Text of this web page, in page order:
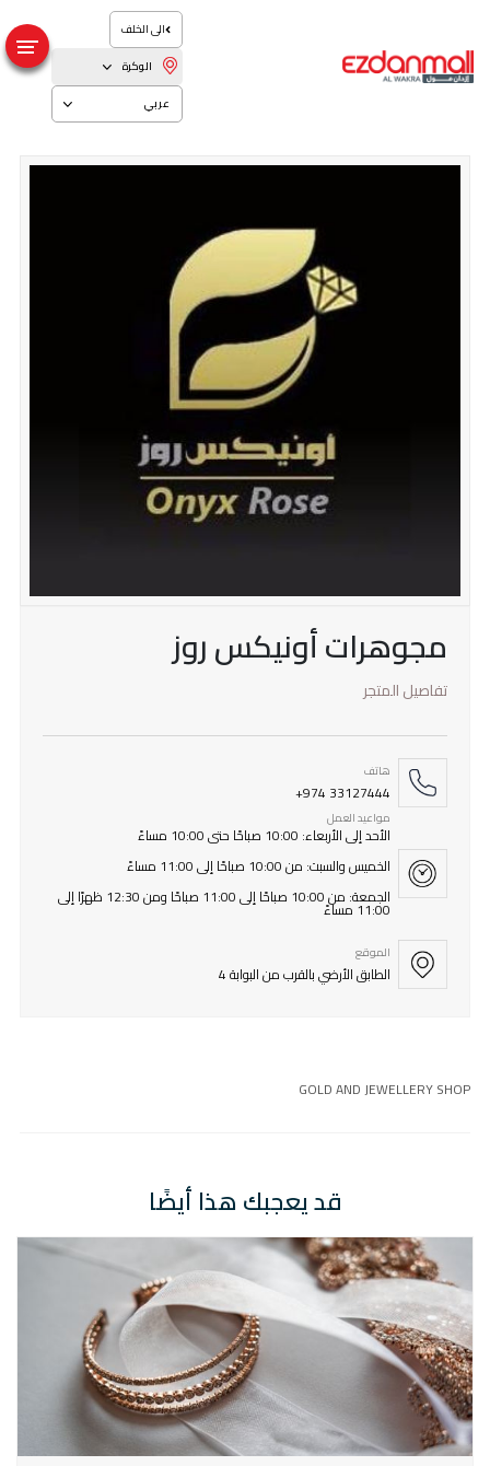
الى الخلف
الوكرة
عربي
مجوهرات أونيكس روز
تفاصيل المتجر
هاتف
+974 33127444
مواعيد العمل
الأحد إلى الأربعاء: 10:00 صباحًا حتى 10:00 مساءً
الخميس والسبت: من 10:00 صباحًا إلى 11:00 مساءً
الجمعة: من 10:00 صباحًا إلى 11:00 صباحًا ومن 12:30 ظهرًا إلى
11:00 مساءً
الموقع
الطابق الأرضي بالقرب من البوابة 4
GOLD AND JEWELLERY SHOP
قد يعجبك هذا أيضًا